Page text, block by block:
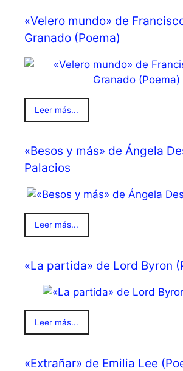
«Velero mundo» de
Granado (Poema)
Leer más...
«Besos y más» de Ángela
Palacios
Leer más...
«La partida» de Lord Byron
Leer más...
«Extrañar» de Emilia Lee